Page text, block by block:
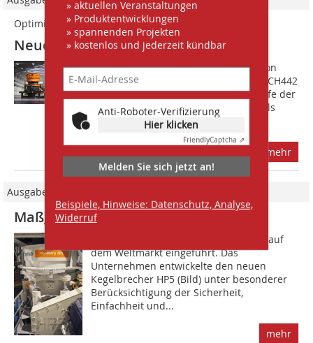
» aktuellen Veranstaltungen
» Produktentwicklungen
» spannenden Projekten
» kostenlos und jederzeit kündbar
Anti-Roboter-Verifizierung
Hier klicken
FriendlyCaptcha ⇗
Melden Sie sich jetzt an!
Beispiele, Hinweise: Datenschutz, Analyse,
Widerruf
Optimiert
Neue Kegelbrecher CH442 und CH662
Die Sandvik Crushing Solutions Division
präsentierte die neuen Kegelbrecher CH442
und CH662, die nächste Evolutionsstufe der
Serien CH400 und CH600. Seit mehr als
einem Jahrhundert konzentriert...
mehr
Ausgabe 05/2015
Maßgeschneiderte Leistung
Metso hat einen neuen Kegelbrecher auf
dem Weltmarkt eingeführt. Das
Unternehmen entwickelte den neuen
Kegelbrecher HP5 (Bild) unter besonderer
Berücksichtigung der Sicherheit,
Einfachheit und...
mehr